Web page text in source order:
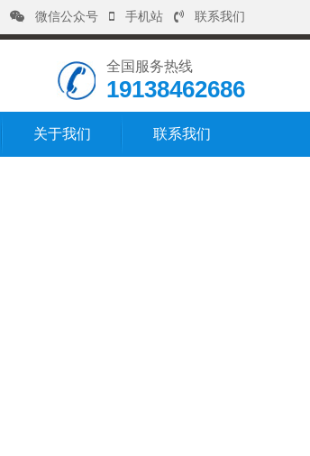
微信公众号 手机站 联系我们
全国服务热线
19138462686
关于我们 联系我们